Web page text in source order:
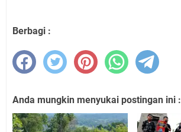
Berbagi :
Anda mungkin menyukai postingan ini :